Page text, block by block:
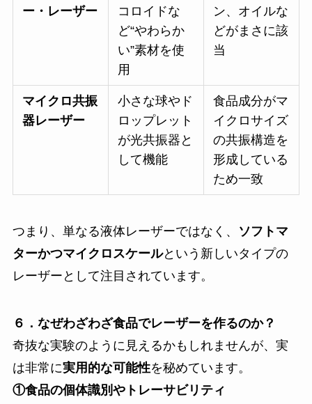
ー・レーザー
コロイドな
ど“やわらか
い”素材を使
用
ン、オイルな
どがまさに該
当
マイクロ共振
器レーザー
小さな球やド
ロップレット
が光共振器と
して機能
食品成分がマ
イクロサイズ
の共振構造を
形成している
ため一致
つまり、単なる液体レーザーではなく、
ソフトマ
ターかつマイクロスケールという新しいタイプの
レーザーとして注目されています。
６．なぜわざわざ食品でレーザーを作るのか？
奇抜な実験のように見えるかもしれませんが、実
は非常に実用的な可能性を秘めています。
①食品の個体識別やトレーサビリティ